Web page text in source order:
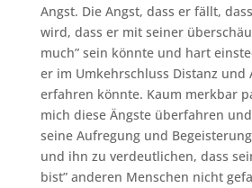
Angst. Die Angst, dass er fällt,
wird, dass er mit seiner
much” sein könnte und hart
er im Umkehrschluss Distanz und
erfahren könnte. Kaum merkbar
mich diese Ängste überfahren
seine Aufregung und
und ihn zu verdeutlichen, dass
bist” anderen Menschen nicht